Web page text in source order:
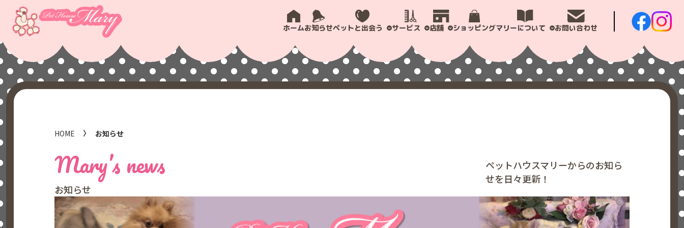
ホームお知らせペットと出会う サービス 店舗 ショッピングマリーについて お問い合わせ
HOME お知らせ
Mary’s news
お知らせ
ペットハウスマリーからのお知ら
せを日々更新！